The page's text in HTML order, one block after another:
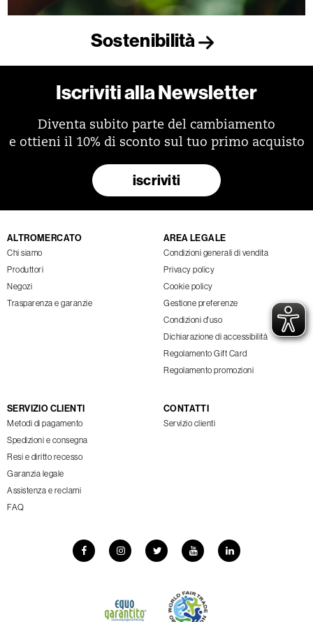
Sostenibilità
Iscriviti alla Newsletter
Diventa subito parte del cambiamento
e ottieni il 10% di sconto sul tuo primo acquisto
iscriviti
ALTROMERCATO
Chi siamo
Produttori
Negozi
Trasparenza e garanzie
AREA LEGALE
Condizioni generali di vendita
Privacy policy
Cookie policy
Gestione preferenze
Condizioni d'uso
Dichiarazione di accessibilità
Regolamento Gift Card
Regolamento promozioni
SERVIZIO CLIENTI
Metodi di pagamento
Spedizioni e consegna
Resi e diritto recesso
Garanzia legale
Assistenza e reclami
FAQ
CONTATTI
Servizio clienti